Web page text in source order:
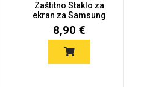
Zaštitno Staklo za
ekran za Samsung
Galaxy J6...
8,90 €
Citati & Stihovi